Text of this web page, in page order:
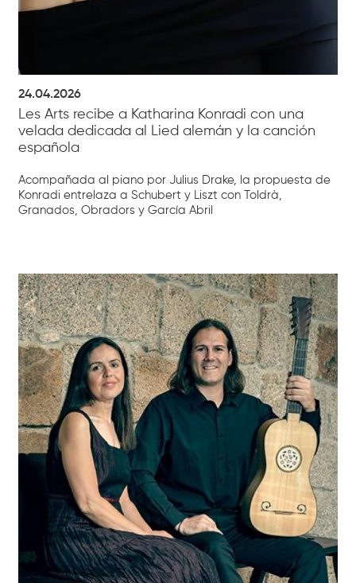
24.04.2026
Les Arts recibe a Katharina Konradi con una
velada dedicada al Lied alemán y la canción
española
Acompañada al piano por Julius Drake, la propuesta de
Konradi entrelaza a Schubert y Liszt con Toldrà,
Granados, Obradors y García Abril